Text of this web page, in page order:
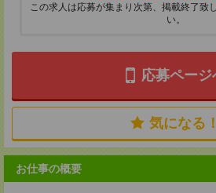
この求人は応募が集まり次第、掲載終了致
い。
応募ページ
気になる！
お仕事の概要